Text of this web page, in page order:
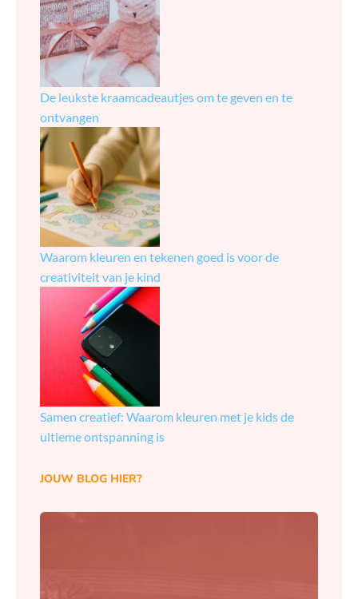
De leukste kraamcadeautjes om te geven en te
ontvangen
Waarom kleuren en tekenen goed is voor de
creativiteit van je kind
Samen creatief: Waarom kleuren met je kids de
ultieme ontspanning is
JOUW BLOG HIER?